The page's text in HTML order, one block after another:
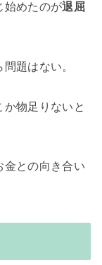
始めたのが退屈
題はない。
物足りないと
金との向き合い